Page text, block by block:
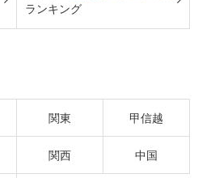
ランキング
関東 甲信越
関西 中国